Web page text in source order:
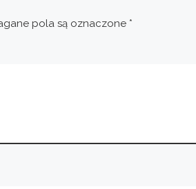
pola są oznaczone *